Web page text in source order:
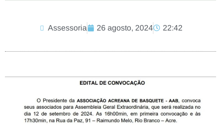
Assessoria 26 agosto, 2024 22:42